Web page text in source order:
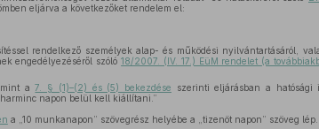
eljárva a következőket rendelem el:
rendelkező személyek alap- és működési nyilvántartásáról,
engedélyezéséről szóló18/2007. (IV. 17.) EüM rendelet (a
a7. § (1)–(2) és (5) bekezdése szerinti eljárásban a hatósági
napon belül kell kiállítani.”
a „10 munkanapon” szövegrész helyébe a „tizenöt napon” szöveg lép.